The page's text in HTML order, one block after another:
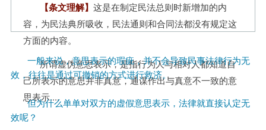
【条文理解】 这是在制定民法总则时新增加的内
容 ， 为民法典所吸收 ， 民法通则和合同法都没有规定这
方面的内容。
所谓虚伪意思表示，是指行为人与相对人都知道自
己所表示的意思并非真意，通谋作出与真意不一致的意
思表示....
一般来说，意思表示的瑕疵，并不会导致民事法律行为无
效 ，往往是通过可撤销的方式进行救济。
但为什么单单对双方的虚假意思表示 ， 法律就直接认定无
效呢？